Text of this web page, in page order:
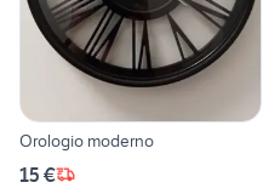
Orologio moderno
15 €